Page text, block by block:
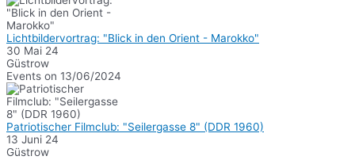
Lichtbildervortrag: "Blick in den Orient - Marokko"
30 Mai 24
Güstrow
Events on 13/06/2024
Patriotischer Filmclub: "Seilergasse 8" (DDR 1960)
13 Juni 24
Güstrow